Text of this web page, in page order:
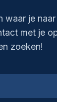
waar je
met je
zoeken!